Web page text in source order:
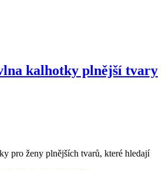
kalhotky plnější tvary
pro ženy plnějších tvarů, které hledají